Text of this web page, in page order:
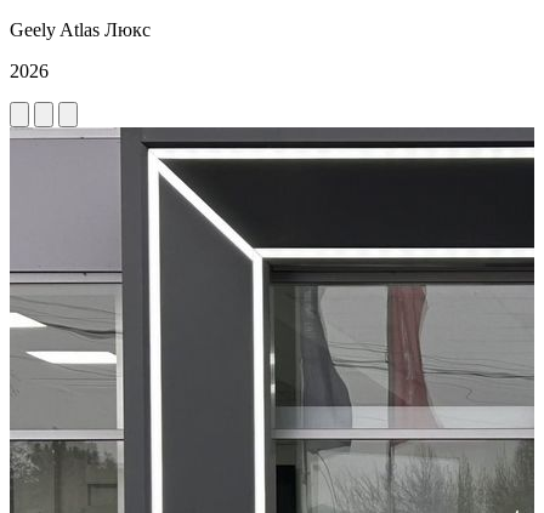
Geely Atlas Люкс
2026